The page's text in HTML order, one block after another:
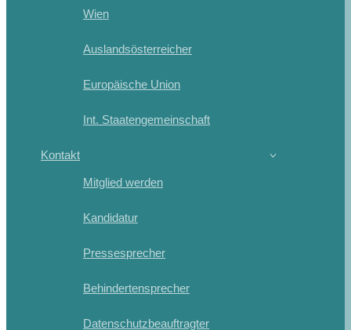
Wien
Auslandsösterreicher
Europäische Union
Int. Staatengemeinschaft
Kontakt
Mitglied werden
Kandidatur
Pressesprecher
Behindertensprecher
Datenschutzbeauftragter